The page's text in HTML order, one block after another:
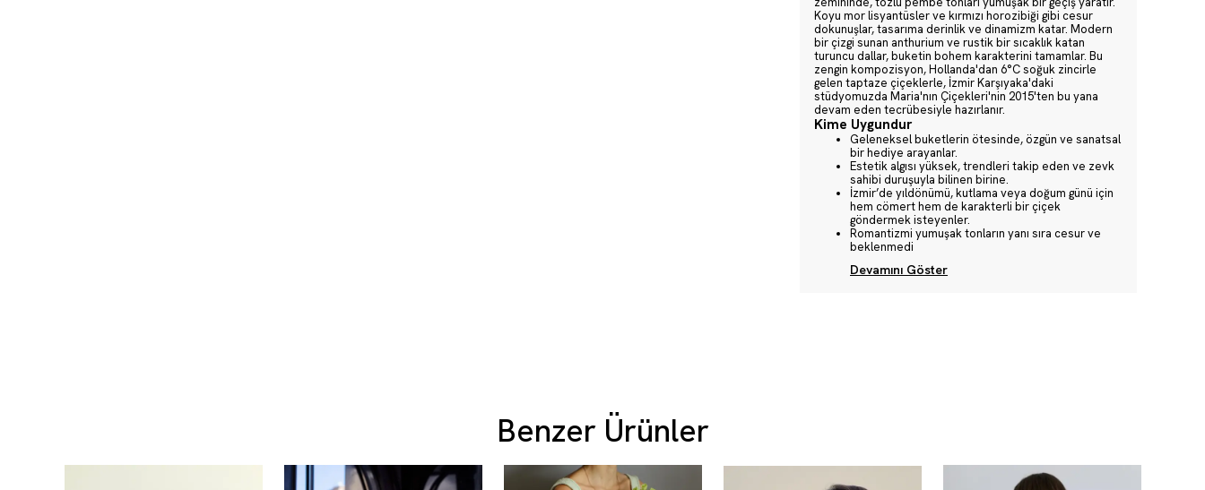
Koyu mor lisyantüsler ve kırmızı horozibiği gibi cesur
dokunuşlar, tasarıma derinlik ve dinamizm katar. Modern
bir çizgi sunan anthurium ve rustik bir sıcaklık katan
turuncu dallar, buketin bohem karakterini tamamlar. Bu
zengin kompozisyon, Hollanda'dan 6°C soğuk zincirle
gelen taptaze çiçeklerle, İzmir Karşıyaka'daki
stüdyomuzda Maria'nın Çiçekleri'nin 2015'ten bu yana
devam eden tecrübesiyle hazırlanır.
Kime Uygundur
Geleneksel buketlerin ötesinde, özgün ve sanatsal
bir hediye arayanlar.
Estetik algısı yüksek, trendleri takip eden ve zevk
sahibi duruşuyla bilinen birine.
İzmir’de yıldönümü, kutlama veya doğum günü için
hem cömert hem de karakterli bir çiçek
göndermek isteyenler.
Romantizmi yumuşak tonların yanı sıra cesur ve
beklenmedi
Devamını Göster
Benzer Ürünler